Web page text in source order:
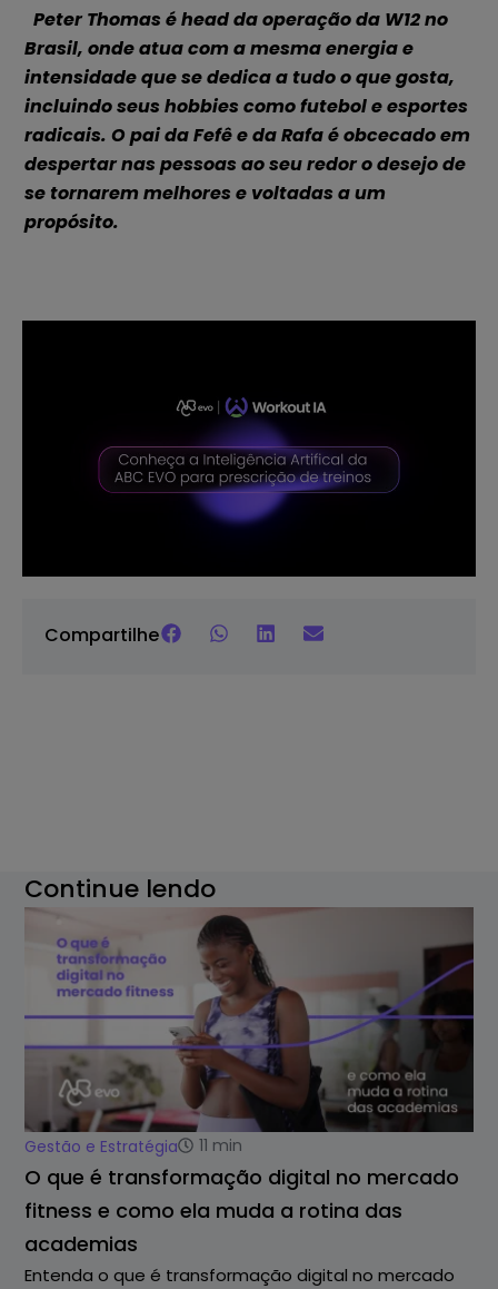
Peter Thomas é head da operação da W12 no
Brasil, onde atua com a mesma energia e
intensidade que se dedica a tudo o que gosta,
incluindo seus hobbies como futebol e esportes
radicais. O pai da Fefê e da Rafa é obcecado em
despertar nas pessoas ao seu redor o desejo de
se tornarem melhores e voltadas a um
propósito.
Compartilhe
Continue lendo
Gestão e Estratégia 11 min
O que é transformação digital no mercado
fitness e como ela muda a rotina das
academias
Entenda o que é transformação digital no mercado